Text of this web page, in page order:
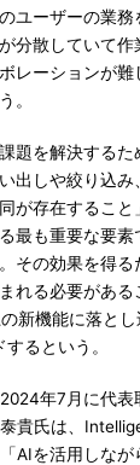
ユーザーの業務
分散していて
レーションが難
。
題を解決するた
出しや絞り込
が存在するこ
最も重要な要
その効果を得
れる必要があ
新機能に落と
るという。
年7月に代表
貴氏は、
AIを活用しなが